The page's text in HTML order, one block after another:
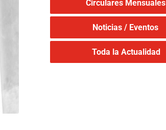
Circulares Mensuales
Noticias / Eventos
Toda la Actualidad